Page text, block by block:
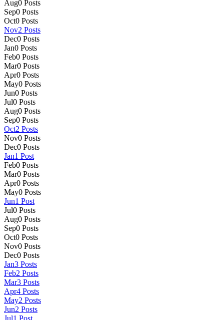
Aug0 Posts
Sep0 Posts
Oct0 Posts
Nov2 Posts
Dec0 Posts
Jan0 Posts
Feb0 Posts
Mar0 Posts
Apr0 Posts
May0 Posts
Jun0 Posts
Jul0 Posts
Aug0 Posts
Sep0 Posts
Oct2 Posts
Nov0 Posts
Dec0 Posts
Jan1 Post
Feb0 Posts
Mar0 Posts
Apr0 Posts
May0 Posts
Jun1 Post
Jul0 Posts
Aug0 Posts
Sep0 Posts
Oct0 Posts
Nov0 Posts
Dec0 Posts
Jan3 Posts
Feb2 Posts
Mar3 Posts
Apr4 Posts
May2 Posts
Jun2 Posts
Jul1 Post